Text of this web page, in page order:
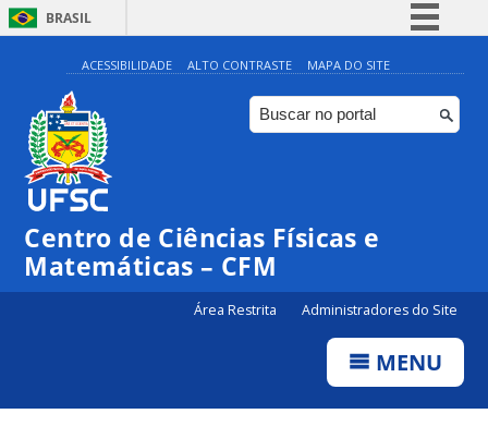
BRASIL
Simplifique!
Comunica BR
Participe
Canais
ACESSIBILIDADE ALTO CONTRASTE MAPA DO SITE
Centro de Ciências Físicas e
Matemáticas – CFM
Área Restrita Administradores do Site
MENU